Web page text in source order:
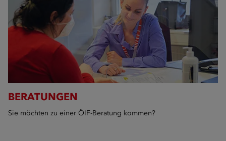
BERATUNGEN
Sie möchten zu einer ÖIF-Beratung kommen?